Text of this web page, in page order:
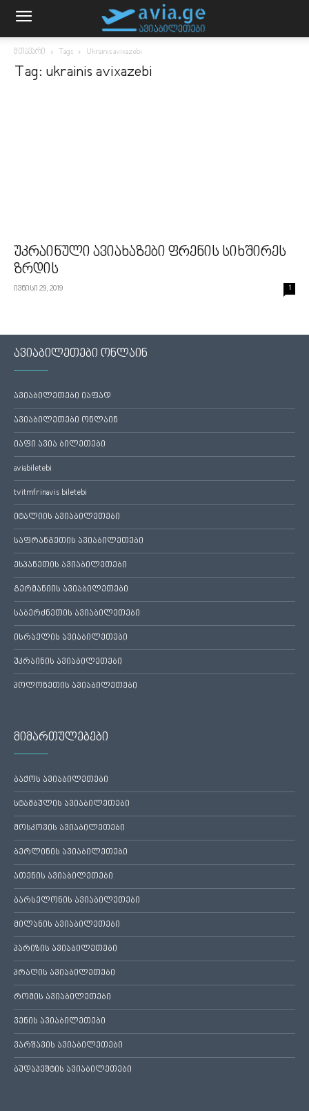
მთავარი Tags Ukrainis avixazebi
Tag: ukrainis avixazebi
უკრაინული ავიახაზები ფრენის სიხშირეს
ზრდის
ივნისი 29, 2019 1
ავიაბილეთები ონლაინ
ავიაბილეთები იაფად
ავიაბილეთები ონლაინ
იაფი ავია ბილეთები
aviabiletebi
tvitmfrinavis biletebi
იტალიის ავიაბილეთები
საფრანგეთის ავიაბილეთები
ესპანეთის ავიაბილეთები
გერმანიის ავიაბილეთები
საბერძნეთის ავიაბილეთები
ისრაელის ავიაბილეთები
უკრაინის ავიაბილეთები
პოლონეთის ავიაბილეთები
მიმართულებები
ბაქოს ავიაბილეთები
სტამბულის ავიაბილეთები
მოსკოვის ავიაბილეთები
ბერლინის ავიაბილეთები
ათენის ავიაბილეთები
ბარსელონის ავიაბილეთები
მილანის ავიაბილეთები
პარიზის ავიაბილეთები
პრაღის ავიაბილეთები
რომის ავიაბილეთები
ვენის ავიაბილეთები
ვარშავის ავიაბილეთები
ბუდაპეშტის ავიაბილეთები